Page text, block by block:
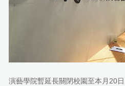
演藝學院暫延長關閉校園至本月20